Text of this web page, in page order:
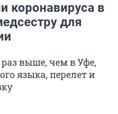
коронавируса в
для
выше, чем в Уфе,
языка, перелет и